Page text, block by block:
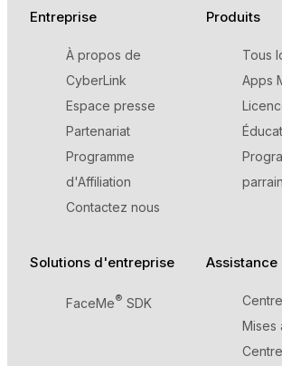
Entreprise
À propos de
CyberLink
Espace presse
Partenariat
Programme
d'Affiliation
Contactez nous
Produits
Tous
Apps
Solutions d'entreprise
FaceMe® SDK
Assistance
Mises
Centre